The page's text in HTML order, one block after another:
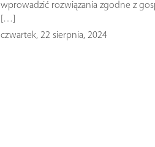
wprowadzić rozwiązania zgodne z
[…]
czwartek, 22 sierpnia, 2024